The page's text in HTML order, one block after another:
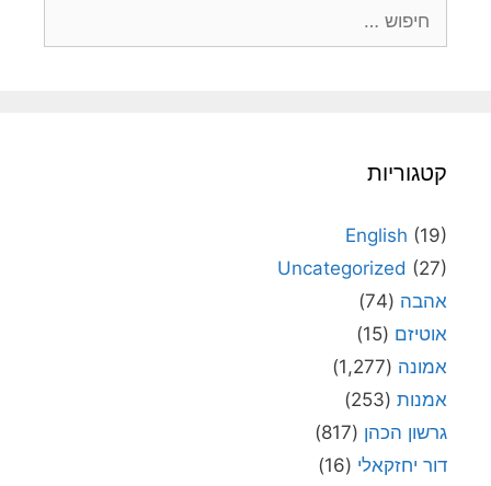
קטגוריות
English (19)
Uncategorized (27)
אהבה (74)
אוטיזם (15)
אמונה (1,277)
אמנות (253)
גרשון הכהן (817)
דור יחזקאלי (16)